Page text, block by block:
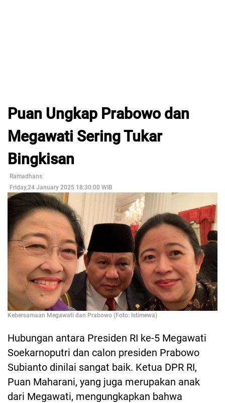
Puan Ungkap Prabowo dan
Megawati Sering Tukar
Bingkisan
Ramadhans
Friday,24 January 2025 18:30:00 WIB
Kebersamaan Megawati dan Prabowo (Foto: Istimewa)
Hubungan antara Presiden RI ke-5 Megawati
Soekarnoputri dan calon presiden Prabowo
Subianto dinilai sangat baik. Ketua DPR RI,
Puan Maharani, yang juga merupakan anak
dari Megawati, mengungkapkan bahwa